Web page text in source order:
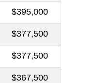
$395,000
$377,500
$377,500
$367,500